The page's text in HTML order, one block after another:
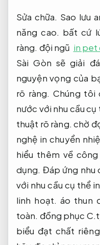
Sửa chữa. Sao lưu
năng cao. bất cứ
ràng. đội ngũ in pet
Sài Gòn sẽ giải
nguyện vọng của
rõ ràng. Chúng tôi
nước với nhu cầu cụ
thuật rõ ràng. chờ
nghệ in chuyển
hiểu thêm về
dụng. Đáp ứng nhu
với nhu cầu cụ thể
linh hoạt. áo thun
toàn. đồng phục
biểu đạt chất